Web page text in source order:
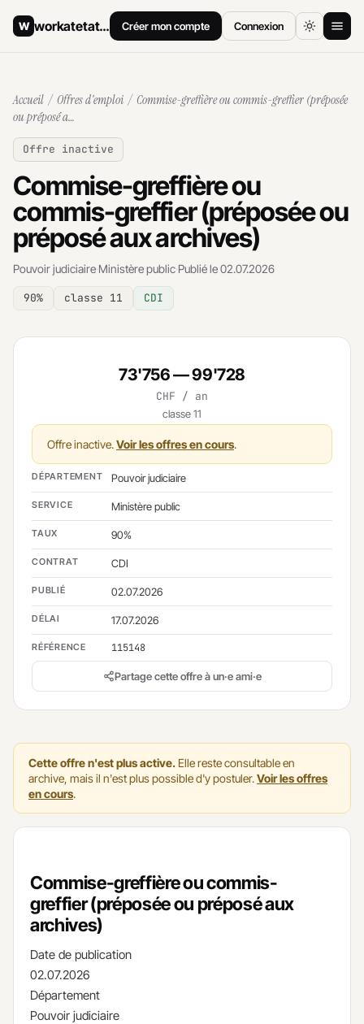
W workatetat
.ch Connexion
Créer mon compte
Offres d'emploi
Comment postuler
Salaires
Archives
Accueil / Offres d'emploi / Commise-greffière ou commis-greffier (préposée
ou préposé a…
Offre inactive
Commise-greffière ou
commis-greffier (préposée ou
préposé aux archives)
Pouvoir judiciaire·Ministère public·Publié le 02.07.2026
90% classe 11 CDI
Cette offre n'est plus active. Elle reste consultable en
archive, mais il n'est plus possible d'y postuler.Voir les offres
en cours.
Commise-greffière ou commis-
greffier (préposée ou préposé aux
archives)
Date de publication
02.07.2026
Département
Pouvoir judiciaire
73'756 — 99'728
CHF / an
classe 11
Offre inactive.Voir les offres en cours.
DÉPARTEMENT Pouvoir judiciaire
SERVICE Ministère public
TAUX 90%
CONTRAT CDI
PUBLIÉ 02.07.2026
DÉLAI 17.07.2026
RÉFÉRENCE 115148
Partage cette offre à un·e ami·e